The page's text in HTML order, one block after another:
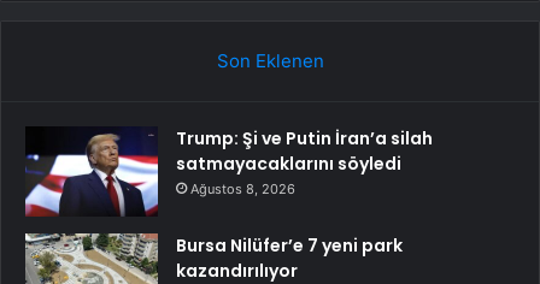
Son Eklenen
Trump: Şi ve Putin İran’a silah
satmayacaklarını söyledi
Ağustos 8, 2026
Bursa Nilüfer’e 7 yeni park
kazandırılıyor